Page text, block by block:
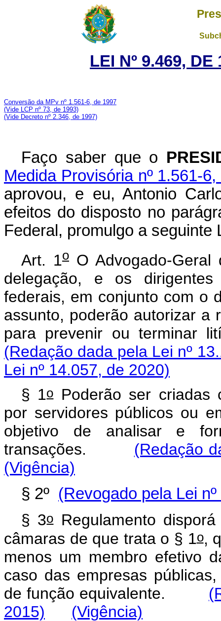
LEI Nº 9.469,
Conversão da MPv nº 1.561-6, de 1997
(Vide LCP nº 73, de 1993)
(Vide Decreto nº 2.346, de 1997)
Faço saber que o
Medida Provisória nº 1.561-
aprovou, e eu, Antonio
efeitos do disposto no
Federal, promulgo a seguinte
Art. 1o O Advogado-
delegação, e os
federais, em conjunto com o
assunto, poderão autorizar a
para prevenir ou
(Redação dada pela Lei nº
Lei nº 14.057, de 2020)
§ 1oPoderão ser criadas
por servidores públicos ou
objetivo de analisar e
transações.
(Redação
(Vigência)
§ 2º (Revogado pela Lei
§ 3oRegulamento
câmaras de que trata o § 1o,
menos um membro efetivo
caso das empresas
de função equivalente.
2015)
(Vigência)